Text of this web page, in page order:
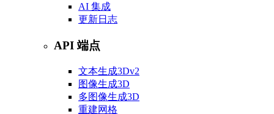
AI 集成
更新日志
API 端点
文本生成3Dv2
图像生成3D
多图像生成3D
重建网格